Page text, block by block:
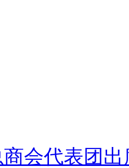
会代表团